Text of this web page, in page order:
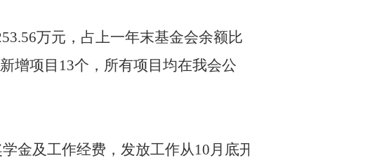
万元，占上一年末基金会余额比
增项目 13个，所有项目均在我会公
金及工作经费，发放工作从10月底开